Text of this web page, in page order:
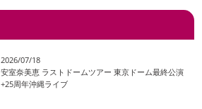
2026/07/18
安室奈美恵 ラストドームツアー 東京ドーム最終公演
+25周年沖縄ライブ